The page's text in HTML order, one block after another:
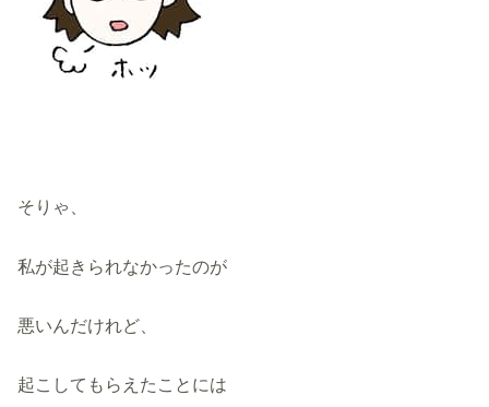
そりゃ、
私が起きられなかったのが
悪いんだけれど、
起こしてもらえたことには